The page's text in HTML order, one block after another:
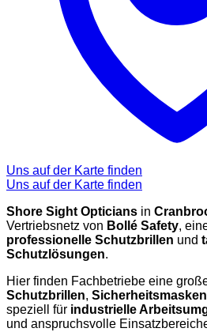
Uns auf der Karte finden
Uns auf der Karte finden
Shore Sight Opticians in
Vertriebsnetz von Bollé Safety,
professionelle Schutzbrillen und
Schutzlösungen.
Hier finden Fachbetriebe eine
Schutzbrillen, Sicherheitsmasken
speziell für industrielle
und anspruchsvolle